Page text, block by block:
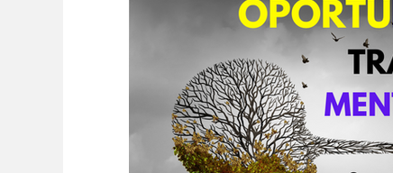
artigos e